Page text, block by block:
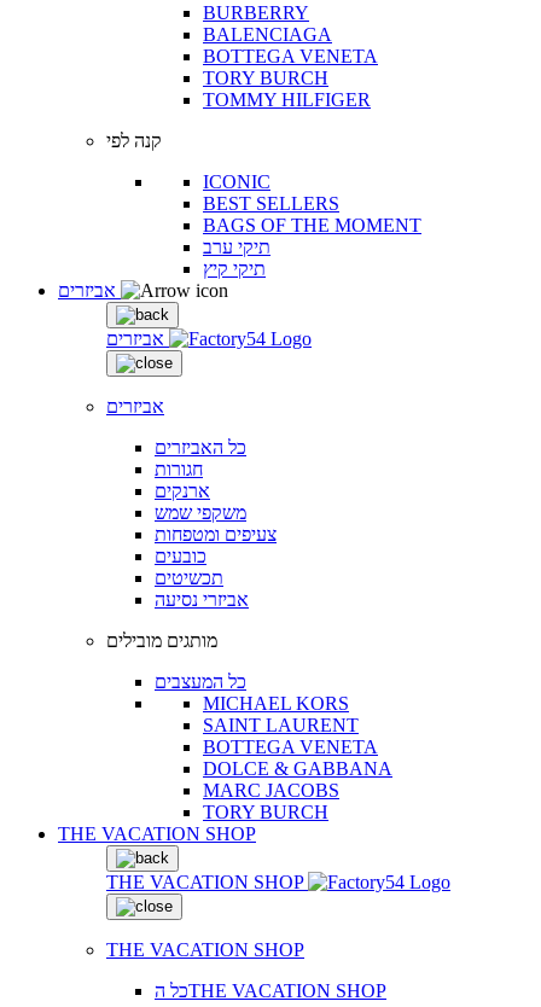
BURBERRY
BALENCIAGA
BOTTEGA VENETA
TORY BURCH
TOMMY HILFIGER
קנה לפי
ICONIC
BEST SELLERS
BAGS OF THE MOMENT
תיקי ערב
תיקי קיץ
אביזרים
אביזרים
כל האביזרים
חגורות
ארנקים
משקפי שמש
צעיפים ומטפחות
כובעים
תכשיטים
אביזרי נסיעה
מותגים מובילים
כל המעצבים
MICHAEL KORS
SAINT LAURENT
BOTTEGA VENETA
DOLCE & GABBANA
MARC JACOBS
TORY BURCH
THE VACATION SHOP
THE VACATION SHOP
THE VACATION SHOP
כל הTHE VACATION SHOP